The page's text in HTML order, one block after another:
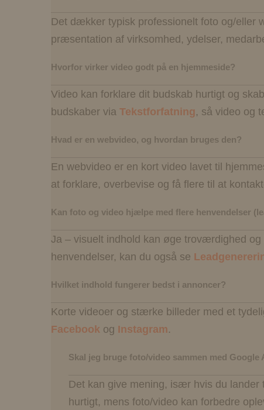
Det dækker typisk professionelt foto og/eller
præsentation af virksomhed, ydelser,
Hvorfor virker video godt på en hjemmeside?
Video kan forklare dit budskab hurtigt og
budskaber via Tekstforfatning, så video og
Hvad er en webvideo, og hvordan bruges den?
En webvideo er en kort video lavet til
at forklare, overbevise og få flere til at
Kan foto og video hjælpe med flere henvendelser
Ja – visuelt indhold kan øge troværdighed
henvendelser, kan du også se
Hvilket indhold fungerer bedst i annoncer?
Korte videoer og stærke billeder med et
Facebook og Instagram.
Skal jeg bruge foto/video sammen med Google
Det kan give mening, især hvis du
hurtigt, mens foto/video kan forbedre